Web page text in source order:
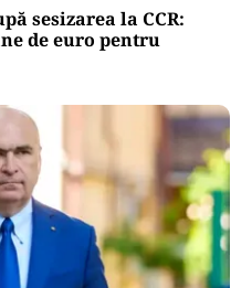
sesizarea la CCR:
de euro pentru